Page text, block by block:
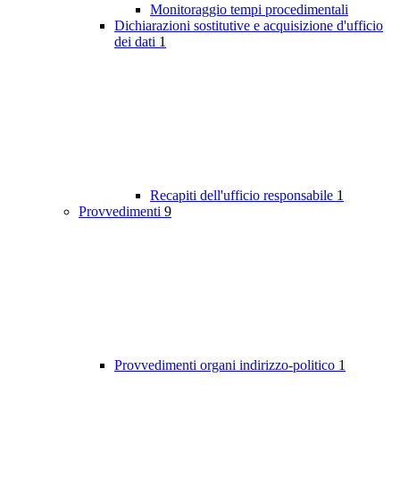
Monitoraggio tempi procedimentali
Dichiarazioni sostitutive e acquisizione d'ufficio
dei dati 1
Recapiti dell'ufficio responsabile 1
Provvedimenti 9
Provvedimenti organi indirizzo-politico 1